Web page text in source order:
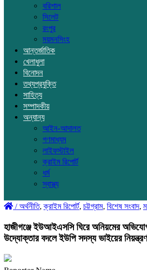
বরিশাল
সিলেট
রংপুর
ময়মনসিংহ
আন্তর্জাতিক
খেলাধুলা
বিনোদন
তথ্যপ্রযুক্তি
সাহিত্য
সম্পাদকীয়
অন্যান্য
আইন-আদালত
গণমাধ্যম
লাইফস্টাইল
ক্রাইম রিপোর্ট
ধর্ম
স্বাস্থ্য
/ অর্থনীতি,ক্রাইম রিপোর্ট, চট্টগ্রাম, বিশেষ সংবাদ,
হাজীগঞ্জে ইউআইএসসি ঘিরে অনিয়মের
উদ্যোক্তার বদলে ইউপি সদস্য ভাইয়ের নিয়ন্ত্রণ